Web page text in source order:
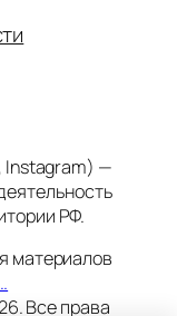
Instagram) —
РФ.
материалов
Все права